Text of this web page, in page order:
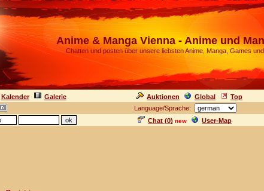
Anime & Manga Vienna - Anime und
Chatten und posten über unsere liebsten Anime, Manga, Games und
Kalender Galerie Auktionen Global Top
Language/Sprache:
Chat (0) new User-Map